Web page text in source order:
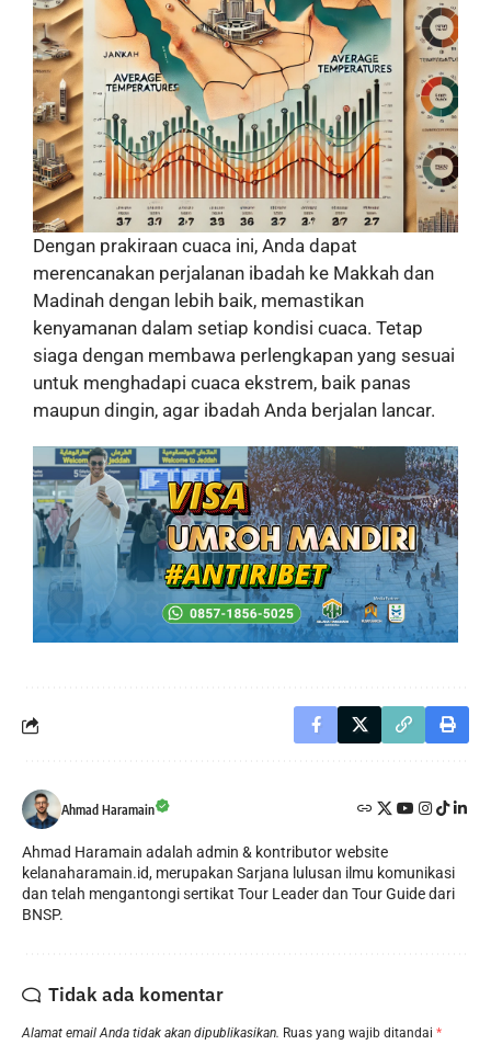
Dengan prakiraan cuaca ini, Anda dapat
merencanakan perjalanan ibadah ke Makkah dan
Madinah dengan lebih baik, memastikan
kenyamanan dalam setiap kondisi cuaca. Tetap
siaga dengan membawa perlengkapan yang sesuai
untuk menghadapi cuaca ekstrem, baik panas
maupun dingin, agar ibadah Anda berjalan lancar.
Ahmad Haramain
Ahmad Haramain adalah admin & kontributor website
kelanaharamain.id, merupakan Sarjana lulusan ilmu komunikasi
dan telah mengantongi sertikat Tour Leader dan Tour Guide dari
BNSP.
Tidak ada komentar
Alamat email Anda tidak akan dipublikasikan. Ruas yang wajib ditandai *